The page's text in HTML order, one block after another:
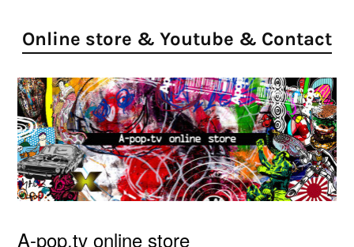
Online store & Youtube & Contact
A-pop.tv online store